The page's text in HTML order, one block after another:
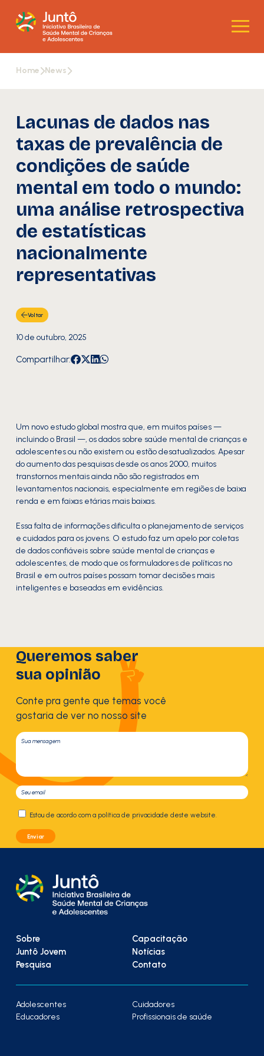
Home News
Lacunas de dados nas
taxas de prevalência de
condições de saúde
mental em todo o mundo:
uma análise retrospectiva
de estatísticas
nacionalmente
representativas
Voltar
10 de outubro, 2025
Compartilhar:
Um novo estudo global mostra que, em muitos países —
incluindo o Brasil —, os dados sobre saúde mental de crianças e
adolescentes ou não existem ou estão desatualizados. Apesar
do aumento das pesquisas desde os anos 2000, muitos
transtornos mentais ainda não são registrados em
levantamentos nacionais, especialmente em regiões de baixa
renda e em faixas etárias mais baixas.
Essa falta de informações dificulta o planejamento de serviços
e cuidados para os jovens. O estudo faz um apelo por coletas
de dados confiáveis sobre saúde mental de crianças e
adolescentes, de modo que os formuladores de políticas no
Brasil e em outros países possam tomar decisões mais
inteligentes e baseadas em evidências.
Queremos saber
sua opinião
Conte pra gente que temas você
gostaria de ver no nosso site
Estou de acordo com a política de privacidade deste website.
Sobre
Capacitação
Juntô Jovem
Notícias
Pesquisa
Contato
Adolescentes
Cuidadores
Educadores
Profissionais de saúde